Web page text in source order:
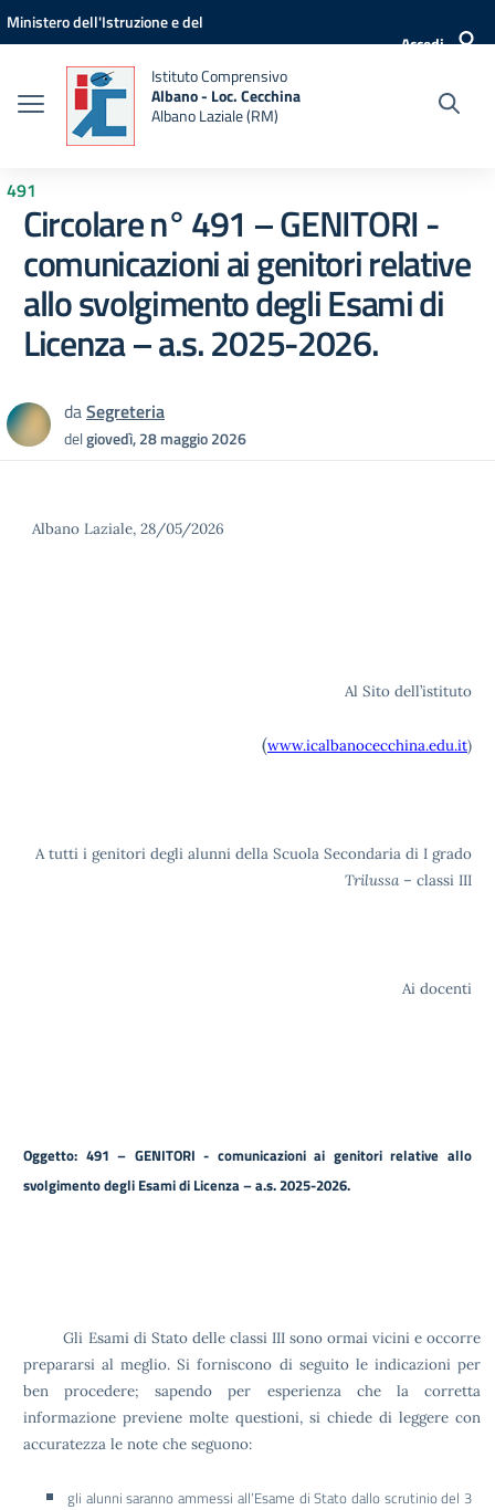
Vai ai contenuti
Vai al menu di navigazione
Vai al footer
Ministero dell'Istruzione e del
Accedi
Istituto Comprensivo
Albano - Loc. Cecchina
Albano Laziale (RM)
491
Circolare n° 491 – GENITORI -
comunicazioni ai genitori relative
allo svolgimento degli Esami di
Licenza – a.s. 2025-2026.
daSegreteria
delgiovedì, 28 maggio 2026
Albano Laziale, 28/05/2026
Al Sito dell’istituto
(www.icalbanocecchina.edu.it)
A tutti i genitori degli alunni della Scuola Secondaria di I grado
Trilussa– classi III
Ai docenti
Oggetto: 491 – GENITORI - comunicazioni ai genitori relative allo
svolgimento degli Esami di Licenza – a.s. 2025-2026.
Gli Esami di Stato delle classi III sono ormai vicini e occorre
prepararsi al meglio. Si forniscono di seguito le indicazioni per
ben procedere; sapendo per esperienza che la corretta
informazione previene molte questioni, si chiede di leggere con
accuratezza le note che seguono:
gli alunni saranno ammessi all’Esame di Stato dallo scrutinio del 3